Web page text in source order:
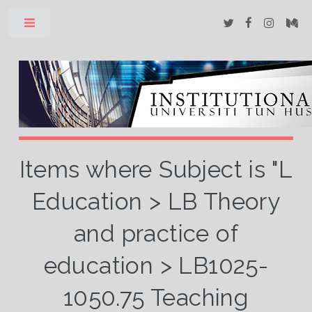
Items where Subject is "L
Education > LB Theory
and practice of
education > LB1025-
1050.75 Teaching